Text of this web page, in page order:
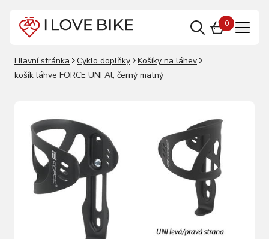
0
Hlavní stránka Cyklo doplňky
Košíky na láhev
košík láhve FORCE UNI Al, černý matný